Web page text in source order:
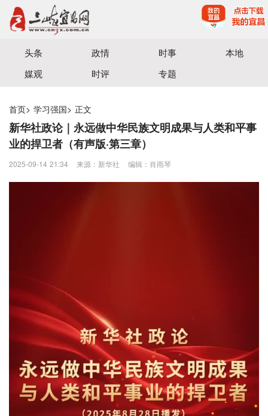
宜昌三峡融媒体中心主办
头条 政情 时事
本地
媒观
时评 专题
首页> 学习强国> 正文
新华社政论｜永远做中华民族文明成果与人类和平事
业的捍卫者（有声版·第三章）
2025-09-14 21:34 来源：新华社 编辑：肖雨琴